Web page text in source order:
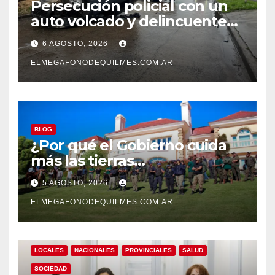
Persecución policial con un
auto volcado y delincuentes
detenidos en San Francisco
Solano
6 AGOSTO, 2026
ELMEGAFONODEQUILMES.COM.AR
BLOG
¿Por qué el Gobierno cuida
más las tierras
extranjerizadas que el
patrimonio de todos los
argentinos?
5 AGOSTO, 2026
ELMEGAFONODEQUILMES.COM.AR
LOCALES NACIONALES PROVINCIALES SALUD
SOCIEDAD